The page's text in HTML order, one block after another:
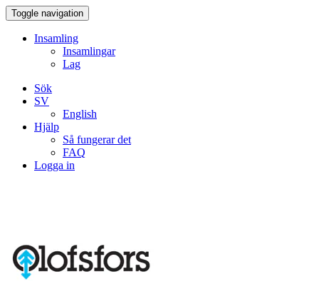
Toggle navigation
Insamling
Insamlingar
Lag
Sök
SV
English
Hjälp
Så fungerar det
FAQ
Logga in